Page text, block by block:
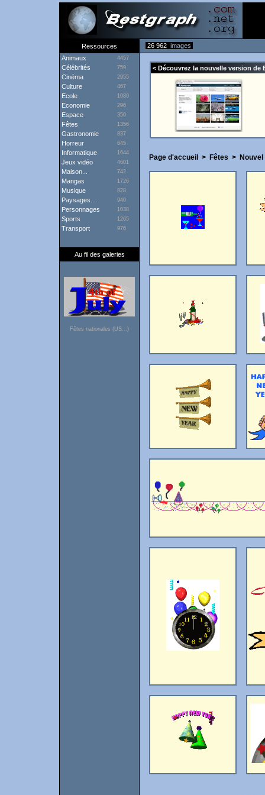
Ressources 26 962 images
Animaux
4457
Célébrités 759
Cinéma 2955
Culture 467
Ecole 1080
Economie 296
Espace 350
Fêtes 1356
Gastronomie 837
Horreur 645
Informatique 1644
Jeux vidéo 4601
Maison... 742
Mangas 1726
Musique 828
Paysages... 940
Personnages 1038
Sports 1265
Transport 976
Au fil des galeries
Fêtes nationales (US...)
< Découvrez la nouvelle version de
Page d'accueil > Fêtes > Nouvel